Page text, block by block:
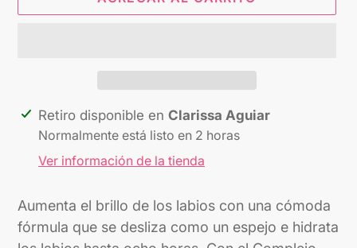
Agregando
producto
carrito
Retiro disponible en Clarissa Aguiar
Normalmente está listo en 2 horas
Ver información de la tienda
Aumenta el brillo de los labios con una cómoda
fórmula que se desliza como un espejo e hidrata